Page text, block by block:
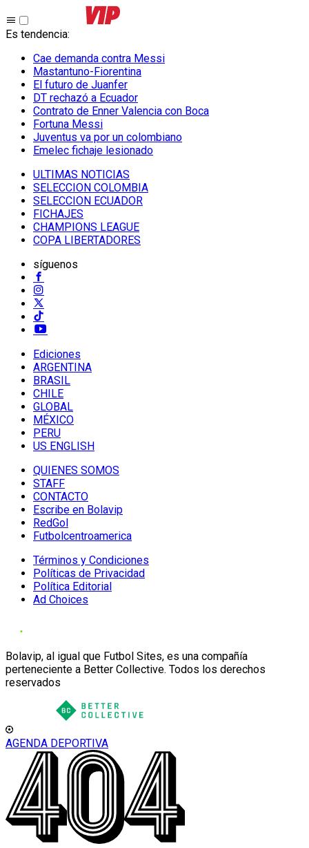
Es tendencia:
Cae demanda contra Messi
Mastantuno-Fiorentina
El futuro de Juanfer
DT rechazó a Ecuador
Contrato de Enner Valencia con Boca
Fortuna Messi
Juventus va por un colombiano
Emelec fichaje lesionado
ULTIMAS NOTICIAS
SELECCION COLOMBIA
SELECCION ECUADOR
FICHAJES
CHAMPIONS LEAGUE
COPA LIBERTADORES
síguenos
Ediciones
ARGENTINA
BRASIL
CHILE
GLOBAL
MÉXICO
PERU
US ENGLISH
QUIENES SOMOS
STAFF
CONTACTO
Escribe en Bolavip
RedGol
Futbolcentroamerica
Términos y Condiciones
Políticas de Privacidad
Política Editorial
Ad Choices
Bolavip, al igual que Futbol Sites, es una compañía
perteneciente a Better Collective. Todos los derechos
reservados
AGENDA DEPORTIVA